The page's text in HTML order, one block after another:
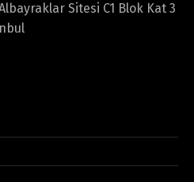
Sitesi C1 Blok Kat 3